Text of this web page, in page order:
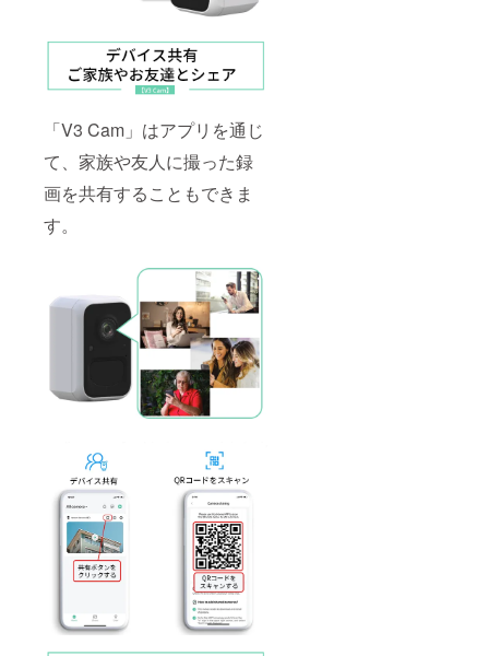
「V3 Cam」はアプリを通じ
て、家族や友人に撮った録
画を共有することもできま
す。